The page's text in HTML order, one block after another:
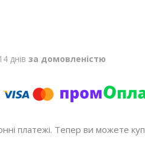
днів за домовленістю
платежі. Тепер ви можете